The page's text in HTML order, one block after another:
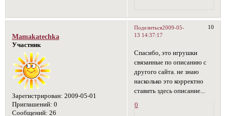
Поделиться 10
2009-05-
13 14:37:17
Mamakatechka
Участник
Зарегистрирован: 2009-05-01
Приглашений: 0
Сообщений: 26
Спасибо, это игрушки
связанные по описанию с
другого сайта. не знаю
насколько это корректно
ставить здесь описание...
0